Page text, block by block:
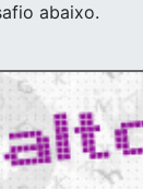
abaixo.